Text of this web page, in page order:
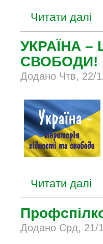
Читати далі
УКРАЇНА –
СВОБОДИ!
Додано Чтв, 22/
Читати далі
Додано Срд, 21/